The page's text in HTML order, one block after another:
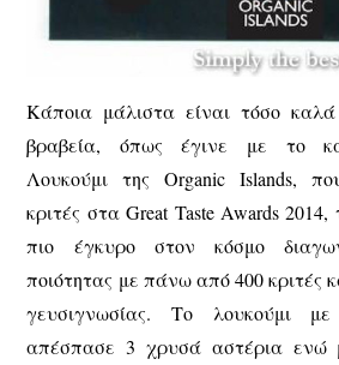
Κάποια μάλιστα είναι τόσο
βραβεία, όπως έγινε με τo
Λουκούμι της Organic Islands,
κριτές στα Great Taste Awards
πιο έγκυρο στον κόσμο
ποιότητας με πάνω από 400 κριτές
γευσιγνωσίας. Το λουκούμι
απέσπασε 3 χρυσά αστέρια ενώ